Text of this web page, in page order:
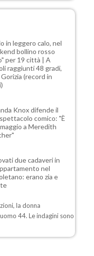
in leggero calo, nel
bollino rosso
per 19 città | A
raggiunti 48 gradi,
Gorizia (record in
Knox difende il
comico: "È
a Meredith
due cadaveri in
nel
erano zia e
la donna
44. Le indagini sono